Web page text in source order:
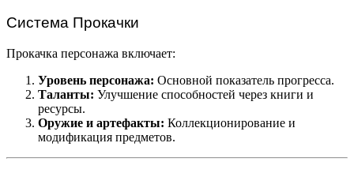
Система Прокачки
Прокачка персонажа включает:
Уровень персонажа: Основной показатель прогресса.
Таланты: Улучшение способностей через книги и
ресурсы.
Оружие и артефакты: Коллекционирование и
модификация предметов.